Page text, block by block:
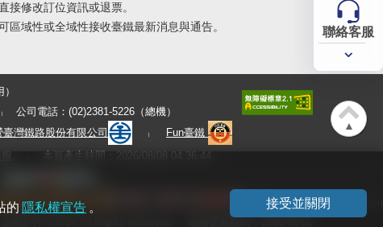
接修改訂位資訊或退票。
區域性或全域性接收臺鐵最新消息與通告。
公司電話：(02)2381-5226（總機）
臺灣鐵路股份有限公司
Fun臺鐵
本頁產生時間：2026/08/08 04:36:44
聯絡客服
常用
▲
的 隱私權宣告 。 接受並關閉